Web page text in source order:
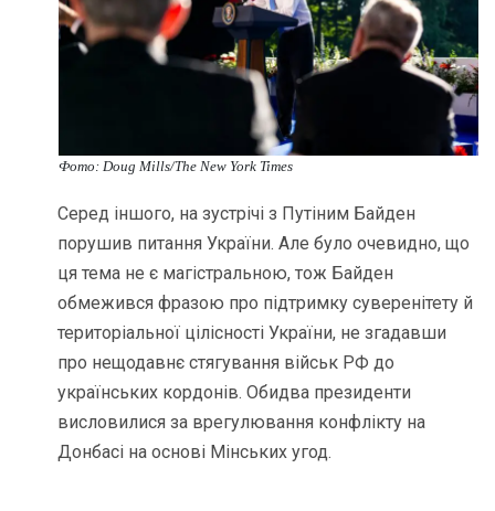
Фото: Doug Mills/The New York Times
Серед іншого, на зустрічі з Путіним Байден
порушив питання України. Але було очевидно, що
ця тема не є магістральною, тож Байден
обмежився фразою про підтримку суверенітету й
територіальної цілісності України, не згадавши
про нещодавнє стягування військ РФ до
українських кордонів. Обидва президенти
висловилися за врегулювання конфлікту на
Донбасі на основі Мінських угод.